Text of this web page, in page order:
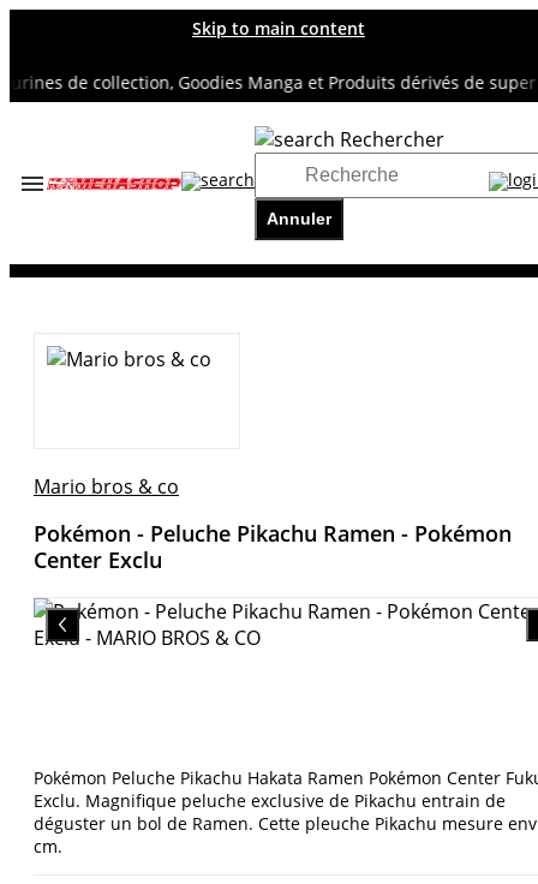
Skip to main content
de collection, Goodies Manga et Produits dérivés de super
Rechercher
Annuler
Accueil
Mario bros & co
Pokémon - Peluche Pikachu Ramen - Pokémon
Center Exclu
Pokémon Peluche Pikachu Hakata Ramen Pokémon Center
Exclu. Magnifique peluche exclusive de Pikachu entrain de
déguster un bol de Ramen. Cette pleuche Pikachu mesure
cm.